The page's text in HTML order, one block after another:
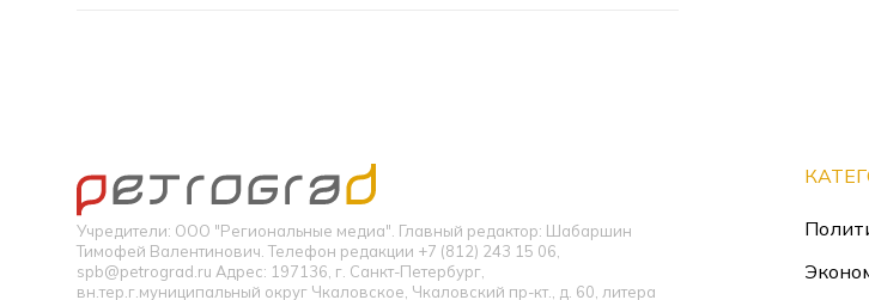
Учредители: ООО "Региональные медиа". Главный редактор: Шабаршин
Тимофей Валентинович. Телефон редакции +7 (812) 243 15 06,
spb@petrograd.ru Адрес: 197136, г. Санкт-Петербург,
вн.тер.г.муниципальный округ Чкаловское, Чкаловский пр-кт., д. 60, литера